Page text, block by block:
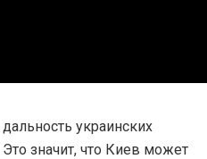
украинских
значит, что Киев может